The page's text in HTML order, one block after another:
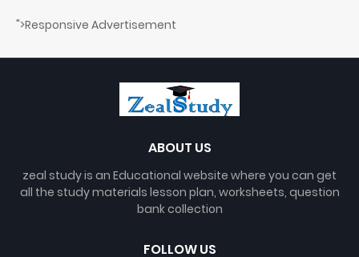
">Responsive Advertisement
ABOUT US
zeal study is an Educational website where you can get
all the study materials lesson plan, worksheets, question
bank collection
FOLLOW US